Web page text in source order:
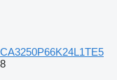
CA3250P66K24L1TE5
8